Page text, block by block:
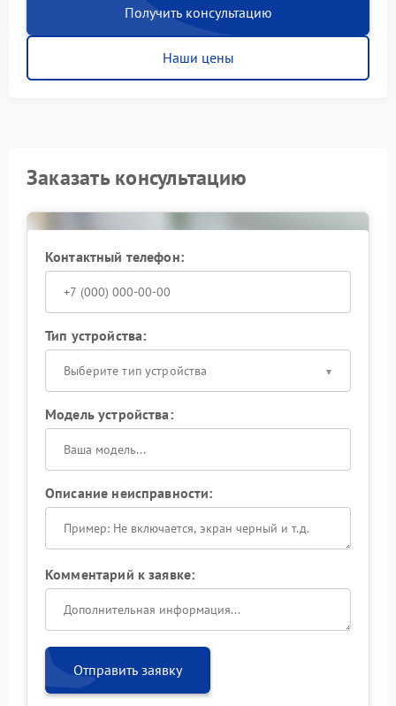
Получить консультацию
Наши цены
Заказать консультацию
Контактный телефон:
Тип устройства:
Выберите тип устройства
Модель устройства:
Описание неисправности:
Комментарий к заявке:
Отправить заявку